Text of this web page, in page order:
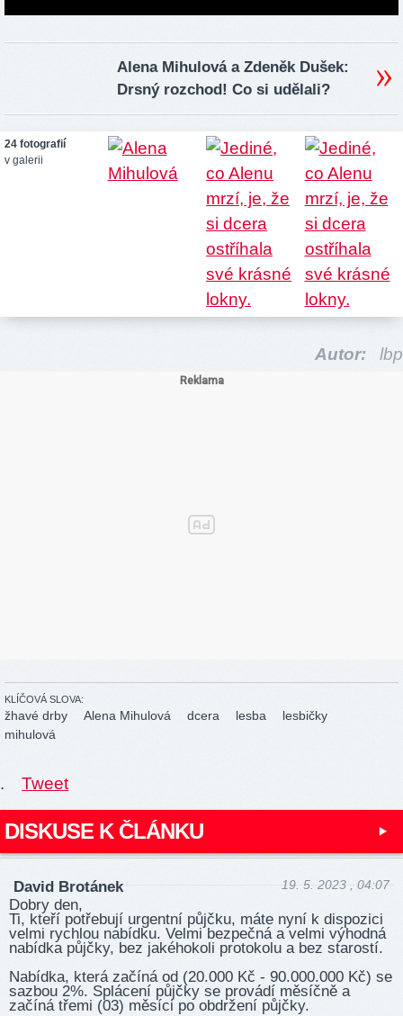
Alena Mihulová a Zdeněk Dušek:
Drsný rozchod! Co si udělali?
24 fotografií
v galerii
Autor: lbp
KLÍČOVÁ SLOVA:
žhavé drby Alena Mihulová dcera lesba
lesbičky
mihulová
. Tweet
DISKUSE K ČLÁNKU
David Brotánek 19. 5. 2023 , 04:07
Dobry den,
Ti, kteří potřebují urgentní půjčku, máte nyní k dispozici
velmi rychlou nabídku. Velmi bezpečná a velmi výhodná
nabídka půjčky, bez jakéhokoli protokolu a bez starostí.
Nabídka, která začíná od (20.000 Kč - 90.000.000 Kč) se
sazbou 2%. Splácení půjčky se provádí měsíčně a
začíná třemi (03) měsíci po obdržení půjčky.